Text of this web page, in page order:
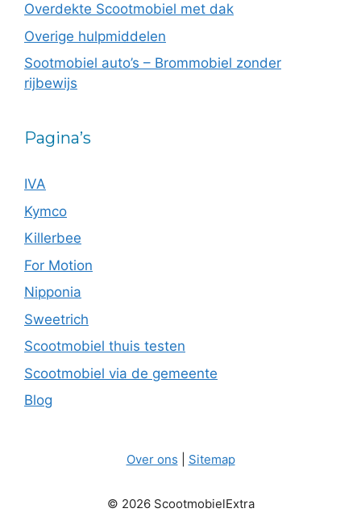
Overdekte Scootmobiel met dak
Overige hulpmiddelen
Sootmobiel auto’s – Brommobiel zonder
rijbewijs
Pagina’s
IVA
Kymco
Killerbee
For Motion
Nipponia
Sweetrich
Scootmobiel thuis testen
Scootmobiel via de gemeente
Blog
Over ons Sitemap
© 2026 ScootmobielExtra